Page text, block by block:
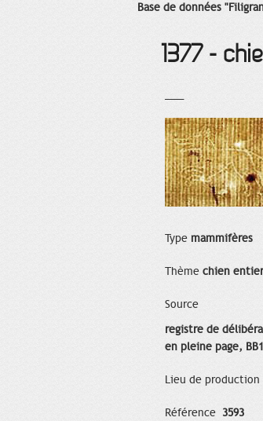
Base de données
1377 -
Type mammifères
Thème chien entier
Source
registre de
en pleine page,
Lieu de production
Référence 3593